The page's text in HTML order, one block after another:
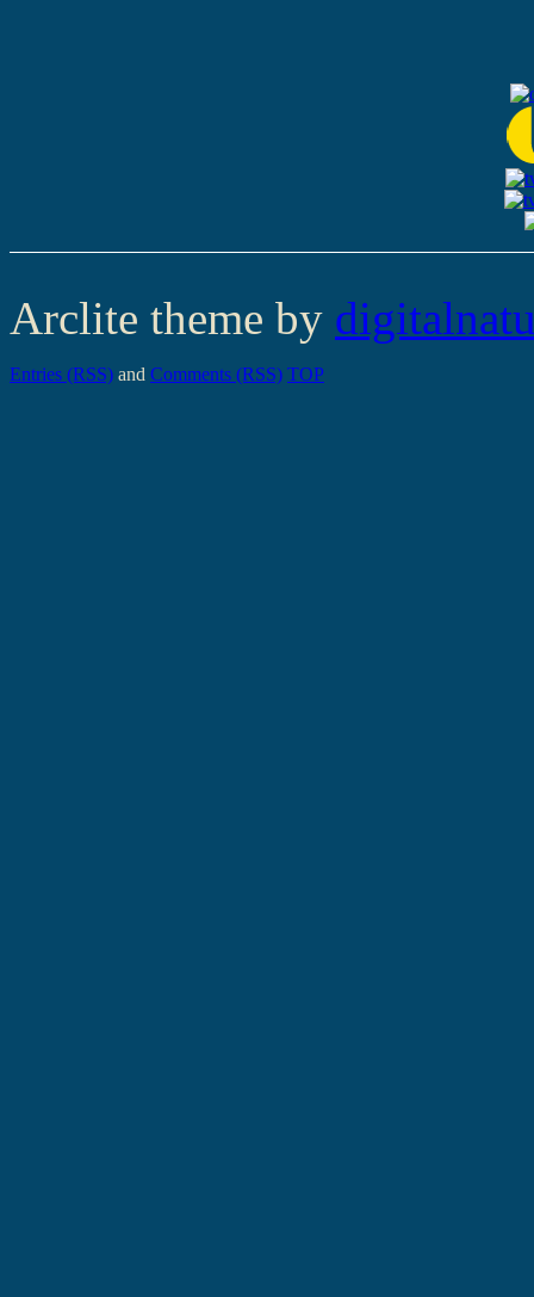
Arclite theme by
Entries (RSS) and Comments (RSS) TOP